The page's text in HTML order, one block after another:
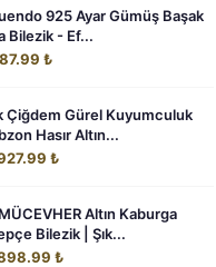
925 Ayar Gümüş Başak
Bilezik - Ef...
₺
Çiğdem Gürel Kuyumculuk
Hasır Altın...
₺
Altın Kaburga
Bilezik | Şık...
₺